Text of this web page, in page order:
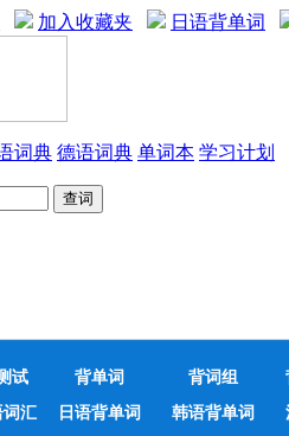
加入收藏夹 日语背单词
词典 德语词典 单词本 学习计划
试 背单词 背词组
汇 日语背单词 韩语背单词